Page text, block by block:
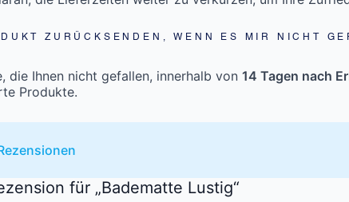
ZURÜCKSENDEN, WENN ES MIR NICHT
die Ihnen nicht gefallen, innerhalb von14 Tagen nach
Produkte.
für „Badematte Lustig“